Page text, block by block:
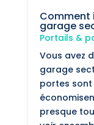
Comment
garage
Portails &
Vous avez
garage
portes sont
presque